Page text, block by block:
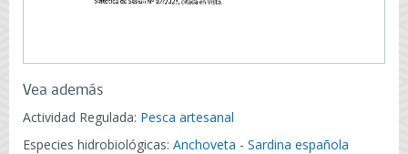
Vea además
Actividad Regulada: Pesca artesanal
Especies hidrobiológicas: Anchoveta - Sardina española